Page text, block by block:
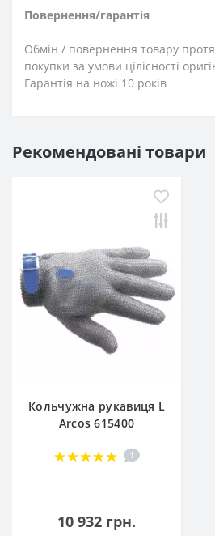
Повернення/гарантія
Обмін / повернення товару
покупки за умови цілісності
Гарантія на ножі 10 років
Рекомендовані товари
Кольчужна рукавиця L
Arcos 615400
1
10 932 грн.